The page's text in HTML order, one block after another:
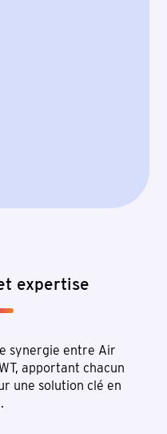
expertise
synergie entre Air
apportant chacun
une solution clé en